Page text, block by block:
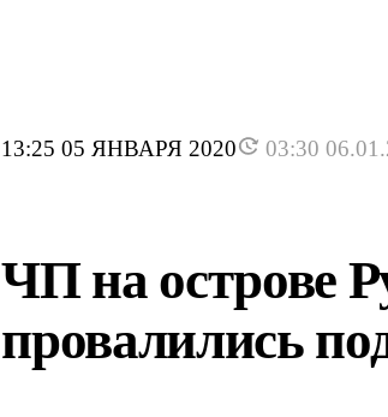
13:25 05 ЯНВАРЯ 2020 03:30
ЧП на острове
провалились